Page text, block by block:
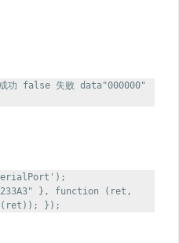
false 失败 data"000000"
}, function (ret,
});